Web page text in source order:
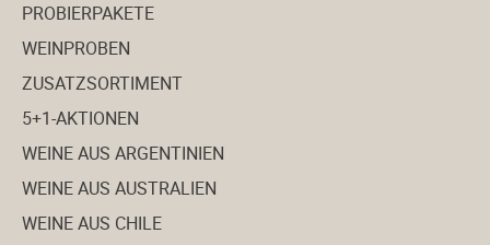
PROBIERPAKETE
WEINPROBEN
ZUSATZSORTIMENT
5+1-AKTIONEN
WEINE AUS ARGENTINIEN
WEINE AUS AUSTRALIEN
WEINE AUS CHILE